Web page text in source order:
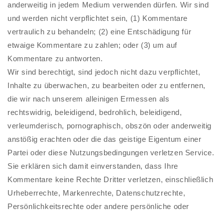
anderweitig in jedem Medium verwenden dürfen. Wir sind
und werden nicht verpflichtet sein, (1) Kommentare
vertraulich zu behandeln; (2) eine Entschädigung für
etwaige Kommentare zu zahlen; oder (3) um auf
Kommentare zu antworten.
Wir sind berechtigt, sind jedoch nicht dazu verpflichtet,
Inhalte zu überwachen, zu bearbeiten oder zu entfernen,
die wir nach unserem alleinigen Ermessen als
rechtswidrig, beleidigend, bedrohlich, beleidigend,
verleumderisch, pornographisch, obszön oder anderweitig
anstößig erachten oder die das geistige Eigentum einer
Partei oder diese Nutzungsbedingungen verletzen Service.
Sie erklären sich damit einverstanden, dass Ihre
Kommentare keine Rechte Dritter verletzen, einschließlich
Urheberrechte, Markenrechte, Datenschutzrechte,
Persönlichkeitsrechte oder andere persönliche oder